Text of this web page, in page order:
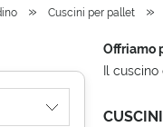
» Cuscini per pallet »
Offriamo
Il